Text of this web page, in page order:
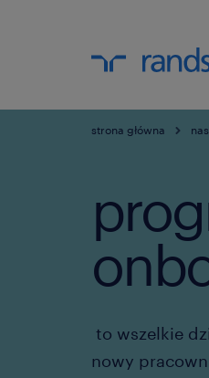
strona główna
to wszelkie
nowy